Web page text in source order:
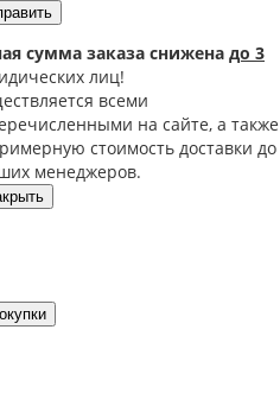
сумма заказа снижена до 3
лиц!
всеми
на сайте, а также
стоимость доставки до
менеджеров.